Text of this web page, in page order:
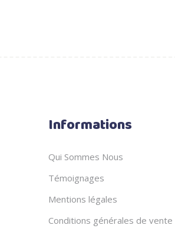
Informations
Qui Sommes Nous
Témoignages
Mentions légales
Conditions générales de vente